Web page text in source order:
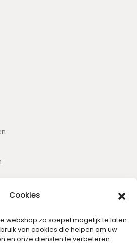
Cookies
webshop zo soepel mogelijk te laten
van cookies die helpen om uw
en onze diensten te verbeteren.
nieuws.